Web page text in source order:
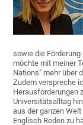
sowie die
möchte mit meiner
Nations" mehr über
Zudem verspreche
Herausforderungen
Universitätsalltag
aus der ganzen
Englisch Reden zu